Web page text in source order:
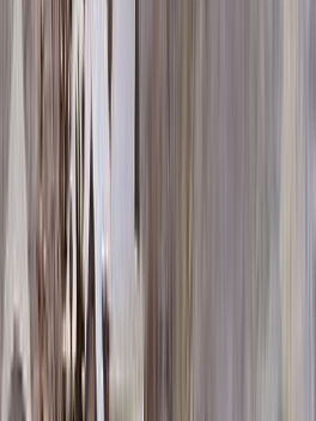
Материалы
Материалы
Размеры стелы и тумбы вертикальные
Размеры стелы и тумбы вертикальные
100x50x8 15x60x20
151 680 ₽
100x50x10 15x60x20
164 280 ₽
100x50x12 15x60x20
176 880 ₽
120x60x8 15x70x20
193 236 ₽
120x60x10 15x70x20
120x60x12 20x70x20
238 344 ₽
140x70x8 15x80x20